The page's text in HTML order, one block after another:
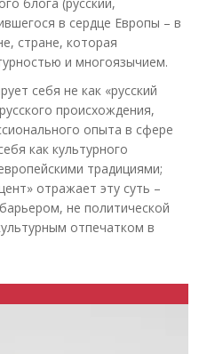
в сердце Европы – в
стране, которая
и многоязычием.
себя не как «русский
происхождения,
опыта в сфере
как культурного
традициями;
отражает эту суть –
не политической
отпечатком в